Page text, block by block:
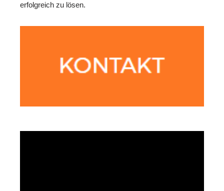
erfolgreich zu lösen.